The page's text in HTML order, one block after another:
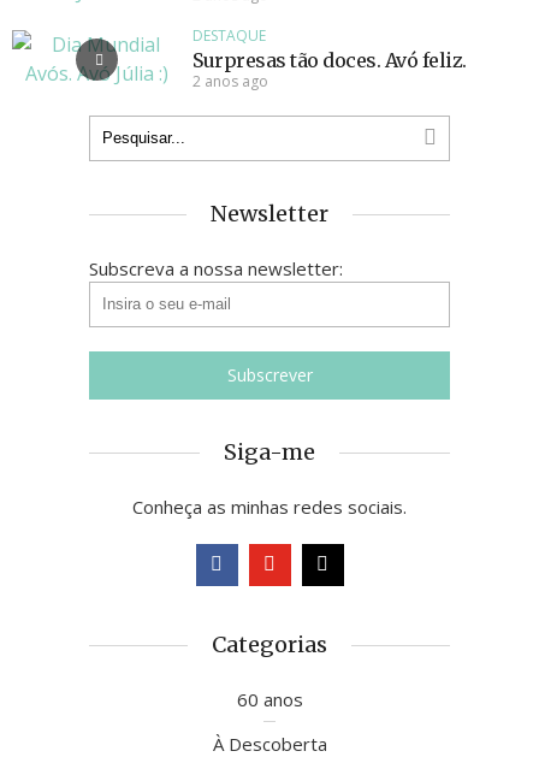
DESTAQUE
Surpresas tão doces. Avó feliz.
2 anos ago
Newsletter
Subscreva a nossa newsletter:
Siga-me
Conheça as minhas redes sociais.
Categorias
60 anos
À Descoberta